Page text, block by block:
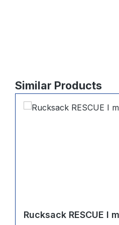
Produktgalerie überspringen
Similar Products
Rucksack RESCUE I